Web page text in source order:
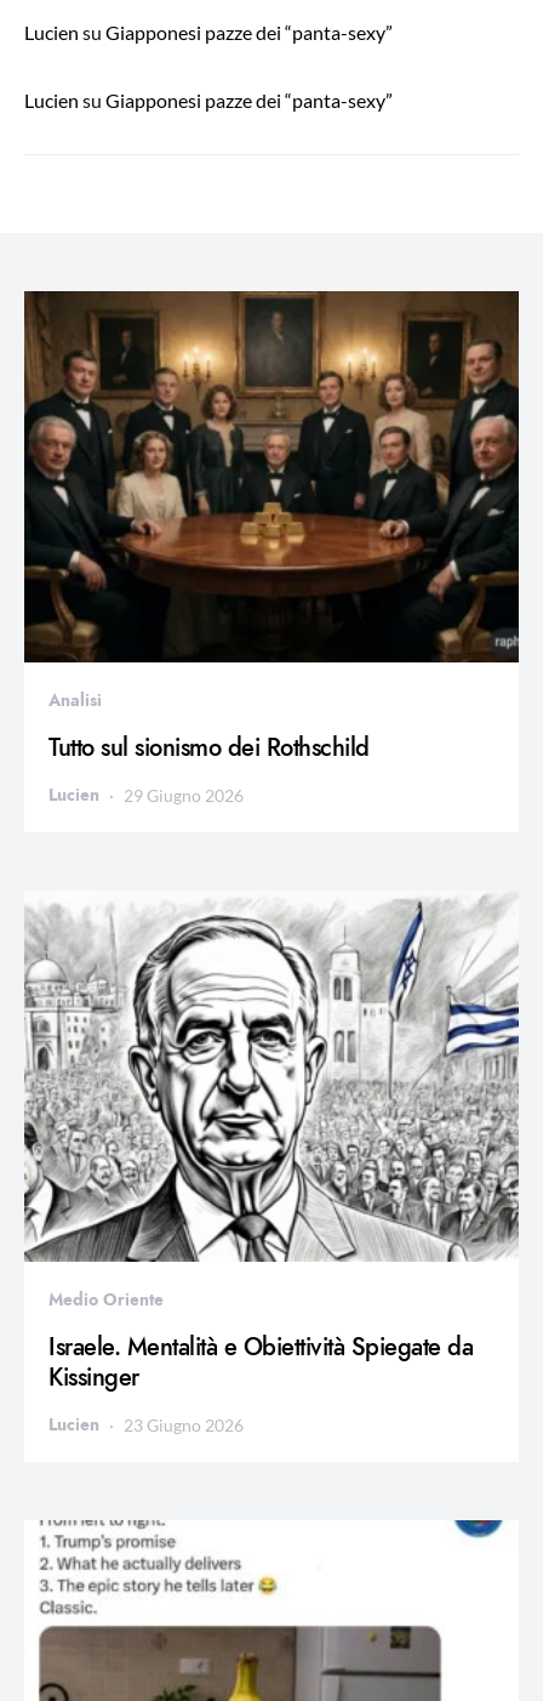
Lucien su Giapponesi pazze dei “panta-sexy”
Lucien su Giapponesi pazze dei “panta-sexy”
Analisi
Tutto sul sionismo dei Rothschild
Lucien 29 Giugno 2026
Medio Oriente
Israele. Mentalità e Obiettività Spiegate da
Kissinger
Lucien 23 Giugno 2026